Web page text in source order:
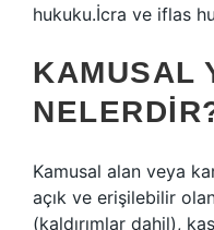
hukuku.İcra ve iflas
KAMUSAL
Kamusal alan veya
açık ve erişilebilir
(kaldırımlar dahil),